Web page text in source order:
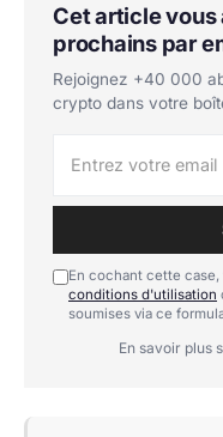
Cet article vous
prochains par
Rejoignez +40 000
crypto dans votre
En cochant cette
conditions d'utilisation
soumises via ce
En savoir plus